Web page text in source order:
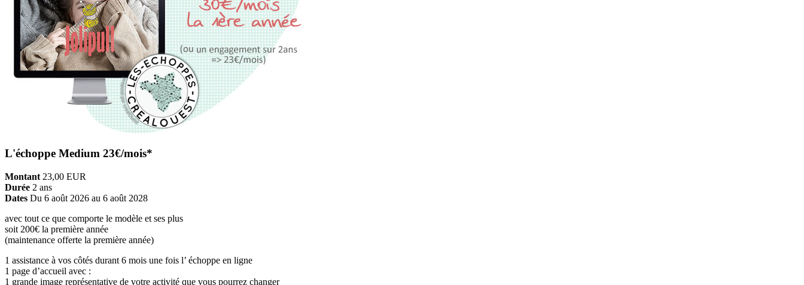
L'échoppe Medium 23€/mois*
Montant 23,00 EUR
Durée 2 ans
Dates Du 6 août 2026 au 6 août 2028
avec tout ce que comporte le modèle et ses plus
soit 200€ la première année
(maintenance offerte la première année)
1 assistance à vos côtés durant 6 mois une fois l’ échoppe en ligne
1 page d’accueil avec :
1 grande image représentative de votre activité que vous pourrez changer